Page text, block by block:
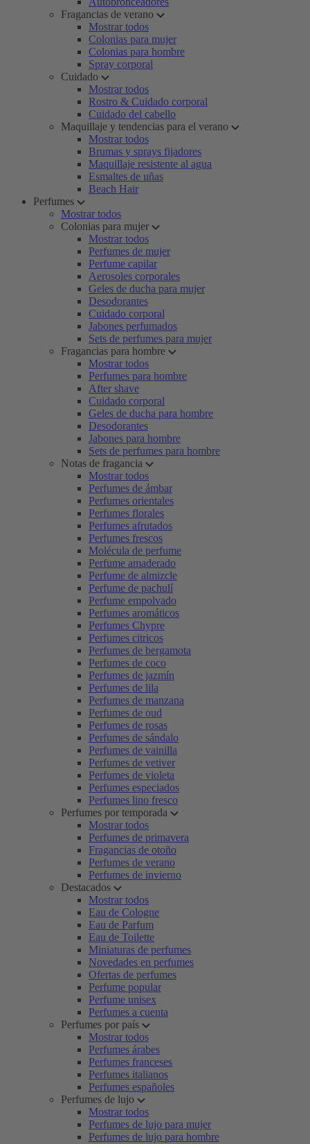
Fragancias de verano
Mostrar todos
Colonias para mujer
Colonias para hombre
Spray corporal
Cuidado
Mostrar todos
Rostro & Cuidado corporal
Cuidado del cabello
Maquillaje y tendencias para el verano
Mostrar todos
Brumas y sprays fijadores
Maquillaje resistente al agua
Esmaltes de uñas
Beach Hair
Perfumes
Mostrar todos
Colonias para mujer
Mostrar todos
Perfumes de mujer
Perfume capilar
Aerosoles corporales
Geles de ducha para mujer
Desodorantes
Cuidado corporal
Jabones perfumados
Sets de perfumes para mujer
Fragancias para hombre
Mostrar todos
Perfumes para hombre
After shave
Cuidado corporal
Geles de ducha para hombre
Desodorantes
Jabones para hombre
Sets de perfumes para hombre
Notas de fragancia
Mostrar todos
Perfumes de ámbar
Perfumes orientales
Perfumes florales
Perfumes afrutados
Perfumes frescos
Molécula de perfume
Perfume amaderado
Perfume de almizcle
Perfume de pachulí
Perfume empolvado
Perfumes aromáticos
Perfumes Chypre
Perfumes citricos
Perfumes de bergamota
Perfumes de coco
Perfumes de jazmín
Perfumes de lila
Perfumes de manzana
Perfumes de oud
Perfumes de rosas
Perfumes de sándalo
Perfumes de vainilla
Perfumes de vetiver
Perfumes de violeta
Perfumes especiados
Perfumes lino fresco
Perfumes por temporada
Mostrar todos
Perfumes de primavera
Fragancias de otoño
Perfumes de verano
Perfumes de invierno
Destacados
Mostrar todos
Eau de Cologne
Eau de Parfum
Eau de Toilette
Miniaturas de perfumes
Novedades en perfumes
Ofertas de perfumes
Perfume popular
Perfume unisex
Perfumes a cuenta
Perfumes por país
Mostrar todos
Perfumes árabes
Perfumes franceses
Perfumes italianos
Perfumes españoles
Perfumes de lujo
Mostrar todos
Perfumes de lujo para mujer
Perfumes de lujo para hombre